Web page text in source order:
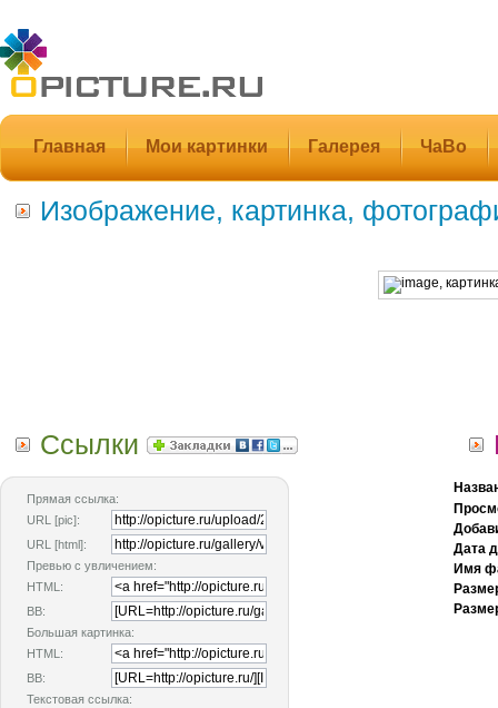
Главная Мои картинки Галерея ЧаВо
Изображение, картинка,
Ссылки
Прямая ссылка:
URL [pic]:
URL [html]:
Превью с увличением:
HTML:
BB:
Большая картинка:
HTML:
BB:
Текстовая ссылка:
Дата
Имя